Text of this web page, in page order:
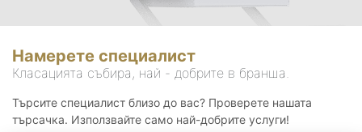
Намерете специалист
Класацията събира, най - добрите в бранша.
Търсите специалист близо до вас? Проверете нашата
търсачка. Използвайте само най-добрите услуги!